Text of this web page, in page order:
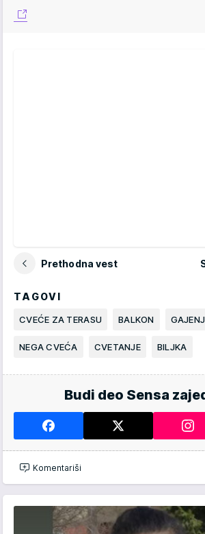
Prethodna vest
TAGOVI
CVEĆE ZA TERASU BALKON
NEGA CVEĆA CVETANJE BILJKA
Budi deo Sensa
Komentariši